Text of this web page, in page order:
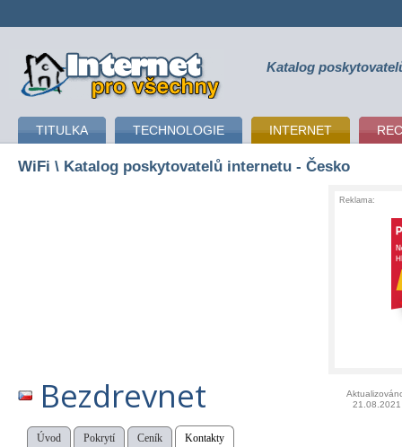
připojení k internetu Katalog
TITULKA TECHNOLOGIE INTERNET
WiFi \ Katalog poskytovatelů internetu - Česko
Reklama:
Bezdrevnet
21.08.2021
Úvod Pokrytí Ceník Kontakty